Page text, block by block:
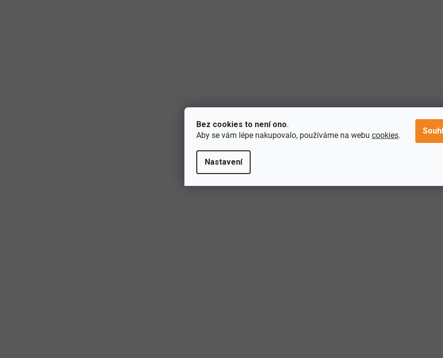
Bez cookies to není ono.
Aby se vám lépe nakupovalo, používáme na webu cookies.
Nastavení